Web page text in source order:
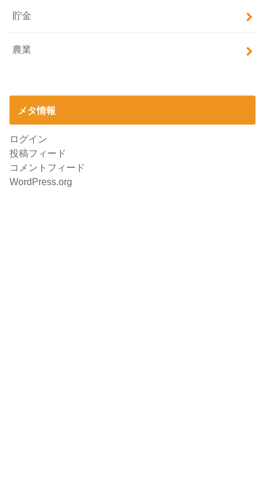
貯金
農業
メタ情報
ログイン
投稿フィード
コメントフィード
WordPress.org